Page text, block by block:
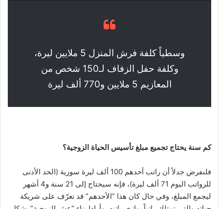
وسطياً كلفة فرش المنزل 5 ملايين ليرة،
وكلفة حفل الزفاف لـ150 شخص من
المعازيم 5 ملايين و770 ألف ليرة
كم سنة يحتاج تجميع مبلغ تأسيس الحياة الزوجية؟
فلنفرض جدلاً أن راتب أحدهم 100 ألف ليرة سورية (الحد الأدنى
للرواتب اليوم 71 ألف ليرة)، فإنه سيحتاج إلى 21 سنة و4 أشهر
ليجمع المبلغ، وفي حال كان هذا “الأحدهم” قد تعرّف على شريكة